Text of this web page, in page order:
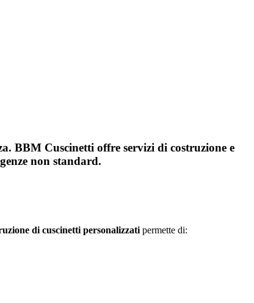
BBM Cuscinetti offre servizi di costruzione e
non standard.
di cuscinetti personalizzati permette di: